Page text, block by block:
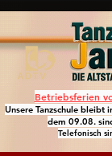
Betriebsferien
Unsere Tanzschule bleibt
dem 09.08.
Telefonisch